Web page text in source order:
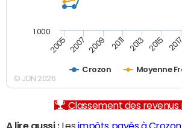
Crozon Moyenne
2005 2007 2009 2011 2013 2015 2017
1 000
© JDN 2026
Classement des revenus
A lire aussi :Les impôts payés à Crozon